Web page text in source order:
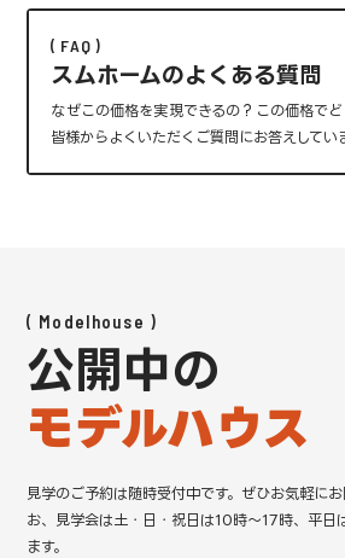
FAQ
スムホームのよくある質問
なぜこの価格を実現できるの？この価格で
皆様からよくいただくご質問にお答えしてい
Modelhouse
公開中の
モデルハウス
見学のご予約は随時受付中です。ぜひお気軽にお
お、見学会は土・日・祝日は10時～17時、平日
ます。